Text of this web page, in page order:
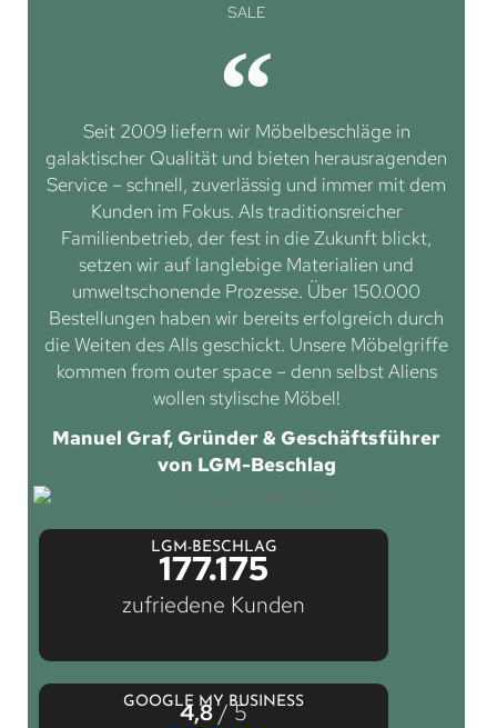
SALE
Seit 2009 liefern wir Möbelbeschläge in
galaktischer Qualität und bieten herausragenden
Service – schnell, zuverlässig und immer mit dem
Kunden im Fokus. Als traditionsreicher
Familienbetrieb, der fest in die Zukunft blickt,
setzen wir auf langlebige Materialien und
umweltschonende Prozesse. Über 150.000
Bestellungen haben wir bereits erfolgreich durch
die Weiten des Alls geschickt. Unsere Möbelgriffe
kommen from outer space – denn selbst Aliens
wollen stylische Möbel!
Manuel Graf, Gründer & Geschäftsführer
von LGM-Beschlag
LGM-BESCHLAG
177.175
zufriedene Kunden
GOOGLE MY BUSINESS
4,8/ 5